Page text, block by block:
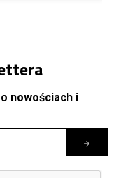
nowościach i